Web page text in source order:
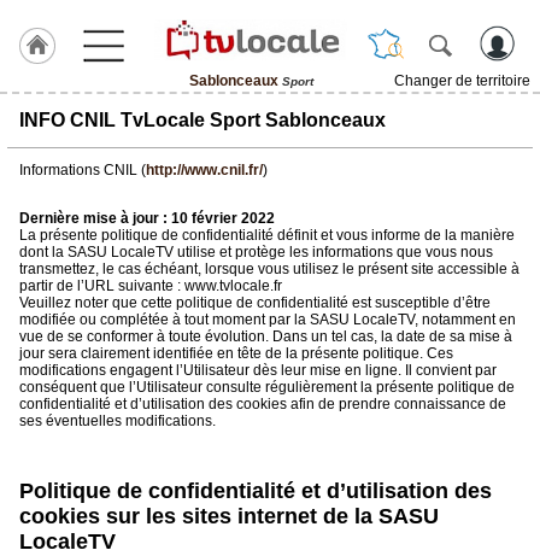
Sablonceaux Sport
Changer de territoire
J'adhère
Hulcoq
Sablonceaux
TvLocale
France
Accueil
RUBRIQUES
Gazette
Vidéos
INFO CNIL TvLocale Sport Sablonceaux
Informations CNIL (http://www.cnil.fr/)
Dernière mise à jour : 10 février 2022
La présente politique de confidentialité définit et vous informe de la manière
dont la SASU LocaleTV utilise et protège les informations que vous nous
transmettez, le cas échéant, lorsque vous utilisez le présent site accessible à
partir de l’URL suivante : www.tvlocale.fr
Veuillez noter que cette politique de confidentialité est susceptible d’être
modifiée ou complétée à tout moment par la SASU LocaleTV, notamment en
vue de se conformer à toute évolution. Dans un tel cas, la date de sa mise à
jour sera clairement identifiée en tête de la présente politique. Ces
modifications engagent l’Utilisateur dès leur mise en ligne. Il convient par
conséquent que l’Utilisateur consulte régulièrement la présente politique de
confidentialité et d’utilisation des cookies afin de prendre connaissance de
ses éventuelles modifications.
Politique de confidentialité et d’utilisation des
cookies sur les sites internet de la SASU
LocaleTV